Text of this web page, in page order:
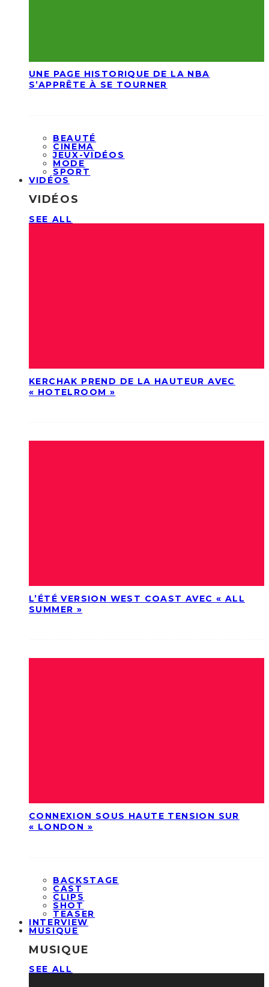
UNE PAGE HISTORIQUE DE LA NBA
S’APPRÊTE À SE TOURNER
BEAUTÉ
CINEMA
JEUX-VIDÉOS
MODE
SPORT
VIDÉOS
VIDÉOS
SEE ALL
KERCHAK PREND DE LA HAUTEUR AVEC
« HOTELROOM »
L’ÉTÉ VERSION WEST COAST AVEC « ALL
SUMMER »
CONNEXION SOUS HAUTE TENSION SUR
« LONDON »
BACKSTAGE
CAST
CLIPS
SHOT
TEASER
INTERVIEW
MUSIQUE
MUSIQUE
SEE ALL